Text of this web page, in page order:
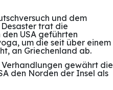
und dem
trat die
USA geführten
um die seit über einem
an Griechenland ab.
gewährt die
den Norden der Insel als